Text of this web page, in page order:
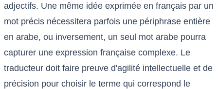
adjectifs. Une même idée exprimée en français par un
mot précis nécessitera parfois une périphrase entière
en arabe, ou inversement, un seul mot arabe pourra
capturer une expression française complexe. Le
traducteur doit faire preuve d'agilité intellectuelle et de
précision pour choisir le terme qui correspond le